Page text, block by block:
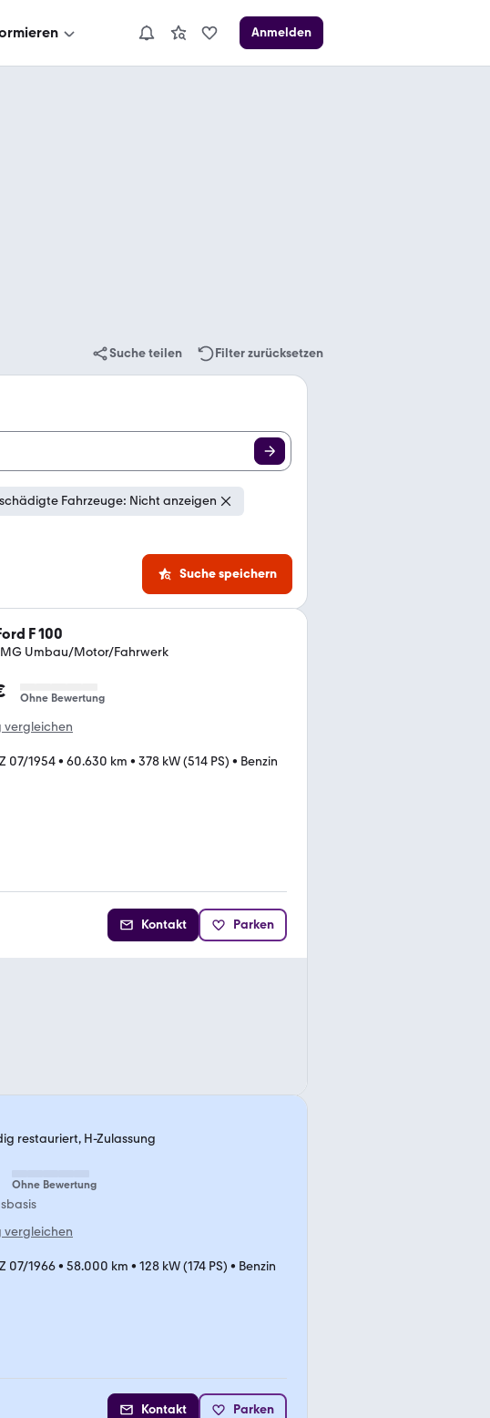
Anmelden
Suche teilen Filter zurücksetzen
Fahrzeuge: Nicht anzeigen
Suche speichern
F 100
Umbau/Motor/Fahrwerk
Ohne Bewertung
vergleichen
07/1954• 60.630 km • 378 kW (514 PS) • Benzin
Kontakt Parken
restauriert, H-Zulassung
Ohne Bewertung
vergleichen
07/1966• 58.000 km • 128 kW (174 PS) • Benzin
Kontakt Parken